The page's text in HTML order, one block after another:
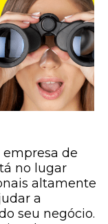
de
no lugar
altamente
a
seu negócio.